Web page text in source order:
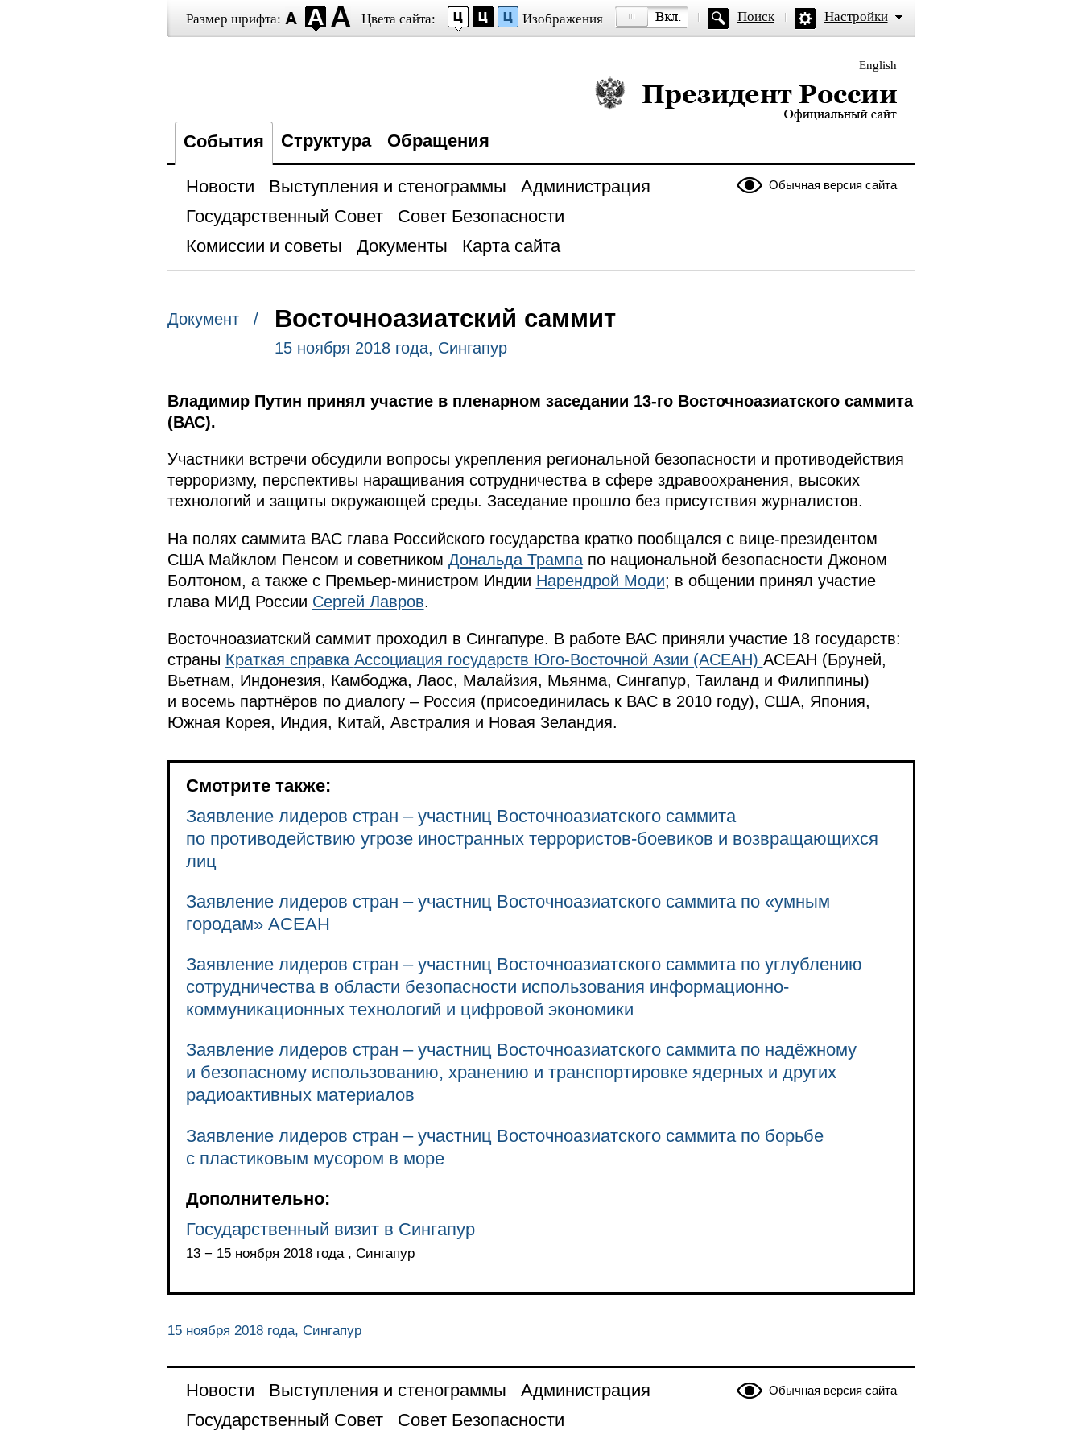
Размер шрифта: Цвета сайта: Изображения Поиск Настройки
English
Президент России — официальный сайт
События Структура Обращения
Обычная версия сайта
Новости Выступления и стенограммы
Администрация
Государственный Совет
Совет Безопасности
Комиссии и советы
Документы Карта сайта
Документ / Восточноазиатский саммит
15 ноября 2018 года, Сингапур
Владимир Путин принял участие в пленарном заседании 13-го Восточноазиатского саммита
(ВАС).
Участники встречи обсудили вопросы укрепления региональной безопасности и противодействия
терроризму, перспективы наращивания сотрудничества в сфере здравоохранения, высоких
технологий и защиты окружающей среды. Заседание прошло без присутствия журналистов.
На полях саммита ВАС глава Российского государства кратко пообщался с вице-президентом
США Майклом Пенсом и советником Дональда Трампапо национальной безопасности Джоном
Болтоном, а также с Премьер-министром Индии Нарендрой Моди; в общении принял участие
глава МИД России Сергей Лавров.
Восточноазиатский саммит проходил в Сингапуре. В работе ВАС приняли участие 18 государств:
страны Краткая справка Ассоциация государств Юго-Восточной Азии (АСЕАН) АСЕАН (Бруней,
Вьетнам, Индонезия, Камбоджа, Лаос, Малайзия, Мьянма, Сингапур, Таиланд и Филиппины)
и восемь партнёров по диалогу – Россия (присоединилась к ВАС в 2010 году), США, Япония,
Южная Корея, Индия, Китай, Австралия и Новая Зеландия.
Смотрите также:
Заявление лидеров стран – участниц Восточноазиатского саммита
по противодействию угрозе иностранных террористов-боевиков и возвращающихся
лиц
Заявление лидеров стран – участниц Восточноазиатского саммита по «умным
городам» АСЕАН
Заявление лидеров стран – участниц Восточноазиатского саммита по углублению
сотрудничества в области безопасности использования информационно-
коммуникационных технологий и цифровой экономики
Заявление лидеров стран – участниц Восточноазиатского саммита по надёжному
и безопасному использованию, хранению и транспортировке ядерных и других
радиоактивных материалов
Заявление лидеров стран – участниц Восточноазиатского саммита по борьбе
с пластиковым мусором в море
Дополнительно:
Государственный визит в Сингапур
13 − 15 ноября 2018 года , Сингапур
15 ноября 2018 года, Сингапур
Обычная версия сайта
Новости Выступления и стенограммы
Администрация
Государственный Совет
Совет Безопасности